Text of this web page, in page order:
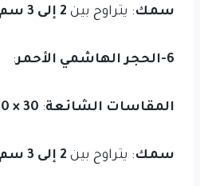
سمك: يتراوح بين 2 إلى 3 سم.
6-الحجر الهاشمي الأحمر :
المقاسات الشائعة: 30 × 60 سم، 40 × 80 سم.
سمك: يتراوح بين 2 إلى 3 سم.